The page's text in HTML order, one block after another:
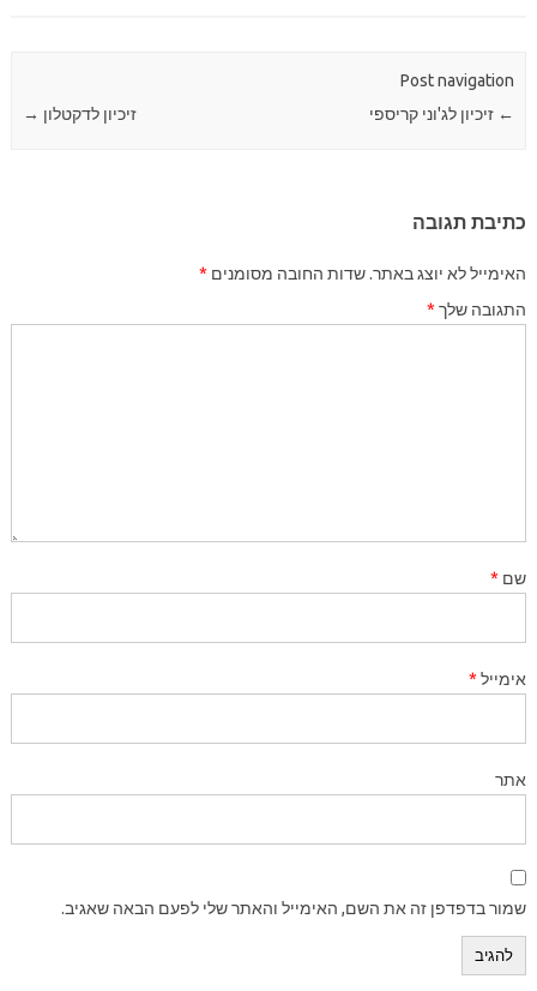
Post navigation
←זיכיון לג'וני קריספי זיכיון לדקטלון →
כתיבת תגובה
האימייל לא יוצג באתר.שדות החובה מסומנים*
התגובה שלך*
שם*
אימייל*
אתר
שמור בדפדפן זה את השם, האימייל והאתר שלי לפעם הבאה שאגיב.